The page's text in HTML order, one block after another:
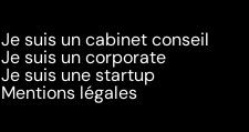
Je suis un cabinet conseil
Je suis un corporate
Je suis une startup
Mentions légales